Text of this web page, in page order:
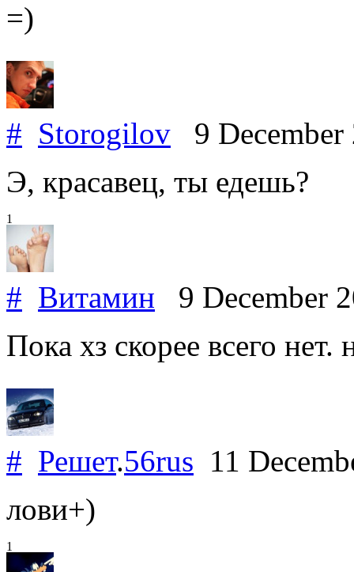
=)
# Storogilov 9
Э, красавец, ты едешь?
1
# Витамин 9 December
Пока хз скорее всего нет.
# Решет.56rus 11
лови+)
1